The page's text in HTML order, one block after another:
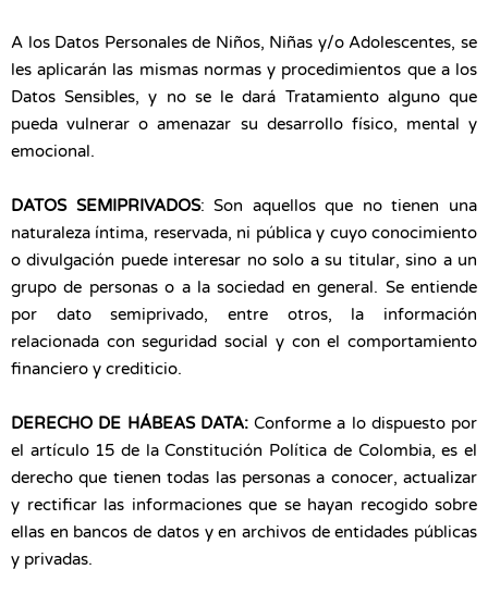
A los Datos Personales de Niños, Niñas y/o Adolescentes, se
les aplicarán las mismas normas y procedimientos que a los
Datos Sensibles, y no se le dará Tratamiento alguno que
pueda vulnerar o amenazar su desarrollo físico, mental y
emocional.
DATOS SEMIPRIVADOS: Son aquellos que no tienen una
naturaleza íntima, reservada, ni pública y cuyo conocimiento
o divulgación puede interesar no solo a su titular, sino a un
grupo de personas o a la sociedad en general. Se entiende
por dato semiprivado, entre otros, la información
relacionada con seguridad social y con el comportamiento
financiero y crediticio.
DERECHO DE HÁBEAS DATA: Conforme a lo dispuesto por
el artículo 15 de la Constitución Política de Colombia, es el
derecho que tienen todas las personas a conocer, actualizar
y rectificar las informaciones que se hayan recogido sobre
ellas en bancos de datos y en archivos de entidades públicas
y privadas.